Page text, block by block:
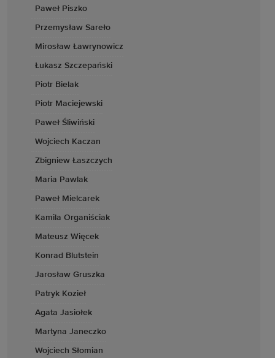
Paweł Piszko
Przemysław Sareło
Mirosław Ławrynowicz
Łukasz Szczepański
Piotr Bielak
Piotr Maciejewski
Paweł Śliwiński
Wojciech Kaczan
Zbigniew Łaszczych
Maria Pawlak
Paweł Mielcarek
Kamila Organiściak
Mateusz Więcek
Konrad Blutstein
Jarosław Gruszka
Patryk Kozieł
Agata Jasiołek
Martyna Janeczko
Wojciech Słomian